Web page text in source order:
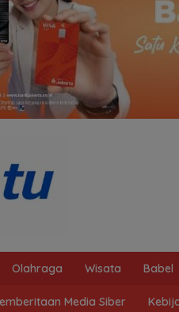
Olahraga Wisata Babel
Media Siber